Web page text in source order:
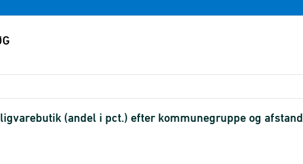
(andel i pct.) efter kommunegruppe og afstand